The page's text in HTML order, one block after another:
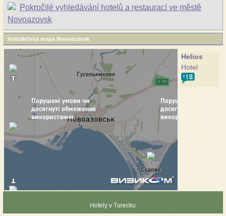
Pokročilé vyhledávání hotelů a restaurací ve městě
Novoazovsk
Interaktivna mapa Novoazovsk
Helios
Hotel
Hotely v Turecku